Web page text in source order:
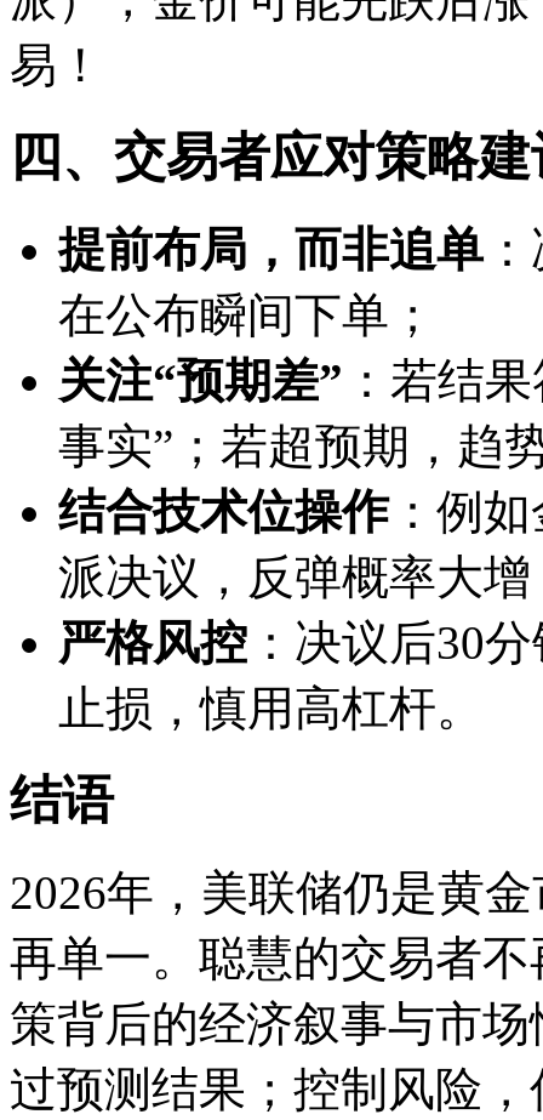
易！
四、交易者应对策略
提前布局，而非追单
在公布瞬间下单；
关注“预期差” ：若结
事实”；若超预期，趋
结合技术位操作：例如
派决议，反弹概率大增
严格风控 ：决议后30
止损，慎用高杠杆。
结语
2026年，美联储仍是黄
再单一。聪慧的交易者
策背后的经济叙事与市
过预测结果；控制风险